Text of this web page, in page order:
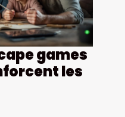
games
les